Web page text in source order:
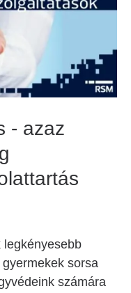
- azaz
legkényesebb
sorsa
számára